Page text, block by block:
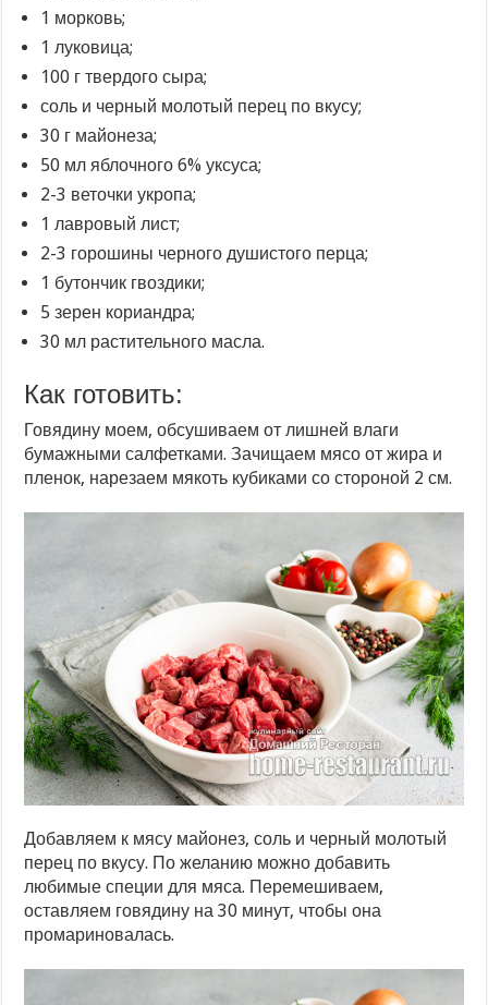
1 морковь;
1 луковица;
100 г твердого сыра;
соль и черный молотый перец по вкусу;
30 г майонеза;
50 мл яблочного 6% уксуса;
2-3 веточки укропа;
1 лавровый лист;
2-3 горошины черного душистого перца;
1 бутончик гвоздики;
5 зерен кориандра;
30 мл растительного масла.
Как готовить:
Говядину моем, обсушиваем от лишней влаги
бумажными салфетками. Зачищаем мясо от жира и
пленок, нарезаем мякоть кубиками со стороной 2 см.
Добавляем к мясу майонез, соль и черный молотый
перец по вкусу. По желанию можно добавить
любимые специи для мяса. Перемешиваем,
оставляем говядину на 30 минут, чтобы она
промариновалась.